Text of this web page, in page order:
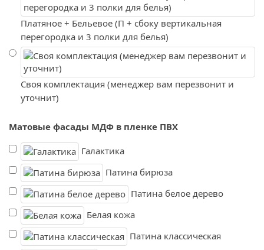
Платяное + Бельевое (П + сбоку вертикальная
перегородка и 3 полки для белья)
Своя комплектация (менеджер вам перезвонит и
уточнит)
Матовые фасады МДФ в пленке ПВХ
Галактика
Патина бирюза
Патина белое дерево
Белая кожа
Патина классическая